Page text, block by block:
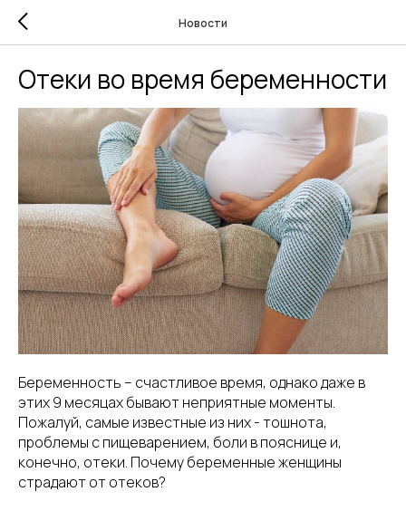
Новости
Отеки во время беременности
Беременность – счастливое время, однако даже в
этих 9 месяцах бывают неприятные моменты.
Пожалуй, самые известные из них - тошнота,
проблемы с пищеварением, боли в пояснице и,
конечно, отеки. Почему беременные женщины
страдают от отеков?